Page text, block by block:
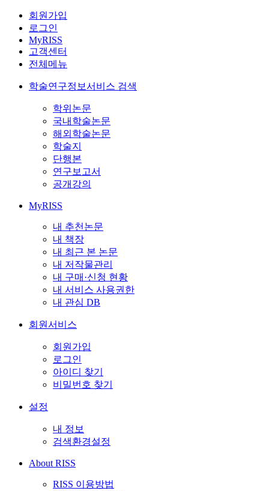
회원가입
로그인
MyRISS
고객센터
전체메뉴
학술연구정보서비스 검색
학위논문
국내학술논문
해외학술논문
학술지
단행본
연구보고서
공개강의
MyRISS
내 추천논문
내 책장
내 최근 본 논문
내 저작물관리
내 구매·신청 현황
내 서비스 사용권한
내 관심 DB
회원서비스
회원가입
로그인
아이디 찾기
비밀번호 찾기
설정
내 정보
검색환경설정
About RISS
RISS 이용방법